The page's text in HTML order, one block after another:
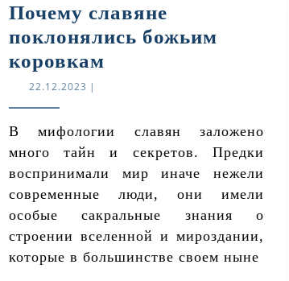
Почему славяне
поклонялись божьим
коровкамПочему
божьим
коровкам
22.12.2023 22.12.2023
|
В мифологии славян заложено
много тайн и секретов. Предки
воспринимали мир иначе нежели
современные люди, они имели
особые сакральные знания о
строении вселенной и мироздании,
которые в большинстве своем ныне